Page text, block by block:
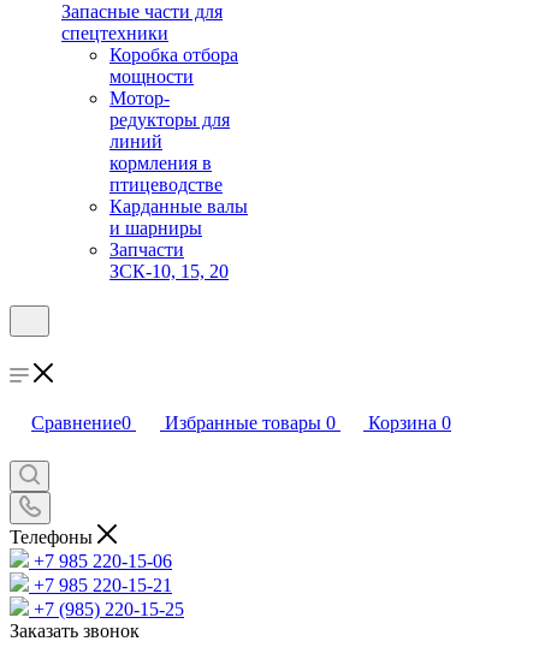
Запасные части для
спецтехники
Коробка отбора
мощности
Мотор-
редукторы для
линий
кормления в
птицеводстве
Карданные валы
и шарниры
Запчасти
ЗСК-10, 15, 20
Сравнение0 Избранные товары 0 Корзина 0
Телефоны
+7 985 220-15-06
+7 985 220-15-21
+7 (985) 220-15-25
Заказать звонок